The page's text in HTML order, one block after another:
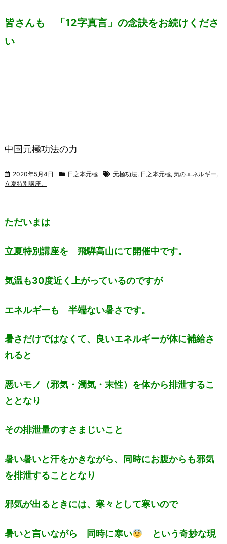
皆さんも 「12字真言」の念訣をお続けくださ
い
中国元極功法の力
2020年5月4日 日之本元極 元極功法, 日之本元極, 気のエネルギー,
立夏特別講座、
ただいまは
立夏特別講座を 飛騨高山にて開催中です。
気温も30度近く上がっているのですが
エネルギーも 半端ない暑さです。
暑さだけではなくて、良いエネルギーが体に補給さ
れると
悪いモノ（邪気・濁気・末性）を体から排泄するこ
ととなり
その排泄量のすさまじいこと
暑い暑いと汗をかきながら、同時にお腹からも邪気
を排泄することとなり
邪気が出るときには、寒々として寒いので
暑いと言いながら 同時に寒い
という奇妙な現